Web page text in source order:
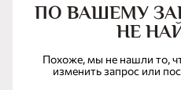
ПО ВАШЕМУ
НЕ
Похоже, мы не нашли то,
изменить запрос или